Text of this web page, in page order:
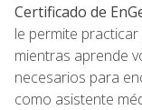
Certificado de
le permite
mientras aprende
necesarios para
como asistente